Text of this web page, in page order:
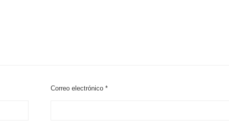
Correo electrónico*